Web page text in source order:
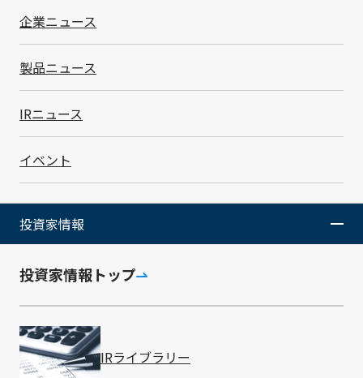
企業ニュース
製品ニュース
IRニュース
イベント
投資家情報
投資家情報トップ
IRライブラリー
マテリアリティ
持続的な企業価値向上に向けて優先的に対処すべき課題
を特定し、具体的な取り組みを進めています。
ESGの取り組み
環境
Environment